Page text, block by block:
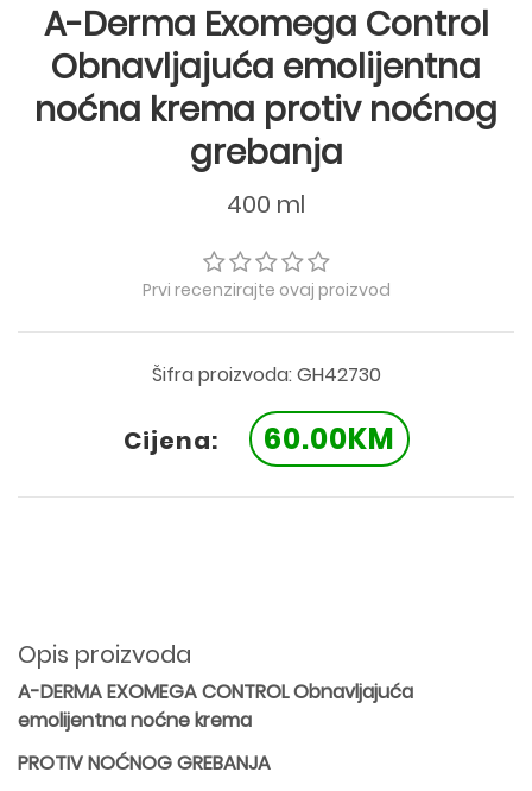
A-Derma Exomega Control
Obnavljajuća emolijentna
noćna krema protiv noćnog
grebanja
400 ml
Prvi recenzirajte ovaj proizvod
Šifra proizvoda: GH42730
Cijena: 60.00KM
Opis proizvoda
A-DERMA EXOMEGA CONTROL Obnavljajuća
emolijentna noćne krema
PROTIV NOĆNOG GREBANJA